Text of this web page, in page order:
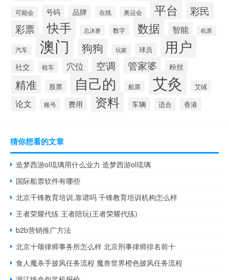
可能会 号码 品牌 在线 奥运会 平台 彩民
彩票 快手 总决赛 数字 数据 智能 机票
汽车 澳门 狗狗 玩家 球员 用户
社交 租车 穴位 空调 管家婆 粉丝
精准 股票 自己的 船票 艾灸 艾绒
论文 账号 费用 资料 车辆 适合 香港
猜你想看的文章
造梦西游ol琉璃用什么业力 造梦西游ol琉璃
国际船票软件有哪些
北京千锋教育培训,靠谱吗 千锋教育培训机构怎么样
王者荣耀代练 王者陪玩(王者荣耀代练)
b2b营销推广方法
北京十颂律师事务所怎么样 北京刑事律师排名前十
食人魔杀手披风任务流程 魔兽世界橙色披风任务流程